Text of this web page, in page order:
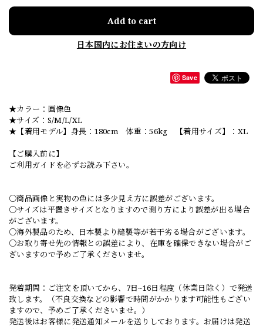
Add to cart
日本国内にお住まいの方向け
Save
★カラー：画像色
★サイズ：S/M/L/XL
★【着用モデル】身長：180cm 体重：56kg 【着用サイズ】：XL
【ご購入前に】
ご利用ガイドを必ずお読み下さい。
○商品画像と実物の色には多少見え方に誤差がございます。
○サイズは平置きサイズとなりますので測り方により誤差が出る場合
がございます。
○海外製品のため、日本製より縫製等が若干劣る場合がございます。
○お取り寄せ先の情報との誤差により、在庫を確保できない場合がご
ざいますので予めご了承くださいませ。
発着期間：ご注文を頂いてから、7日~16日程度（休業日除く）で発送
致します。（不良交換などの影響で時間がかかります可能性もござい
ますので、予めご了承くださいませ。）
発送後はお客様に発送通知メールを送りしております。お届けは発送